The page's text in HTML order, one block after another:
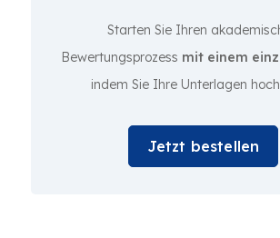
Starten Sie Ihren
Bewertungsprozess mit einem
indem Sie Ihre Unterlagen
Jetzt bestellen